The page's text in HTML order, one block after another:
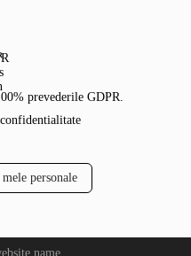
prevederile GDPR.
personale